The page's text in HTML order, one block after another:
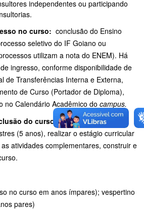
independentes ou participando
no curso: conclusão do Ensino
seletivo do IF Goiano ou
utilizam a nota do ENEM). Há
ingresso, conforme disponibilidade de
de Transferências Interna e Externa,
de Curso (Portador de Diploma),
no Calendário Acadêmico do campus.
do curso: integralizar as
(5 anos), realizar o estágio curricular
atividades complementares, construir e
no curso em anos ímpares); vespertino
pares)